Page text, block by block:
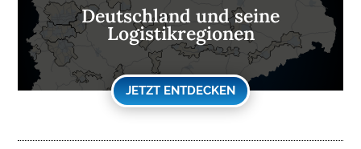
Deutschland und seine
Logistikregionen
JETZT ENTDECKEN